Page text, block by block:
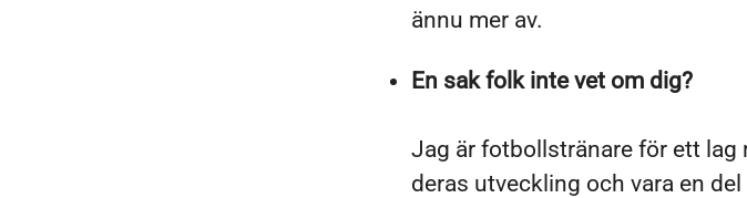
ännu mer av.
En sak folk inte vet om dig?
Jag är fotbollstränare för ett lag
deras utveckling och vara en